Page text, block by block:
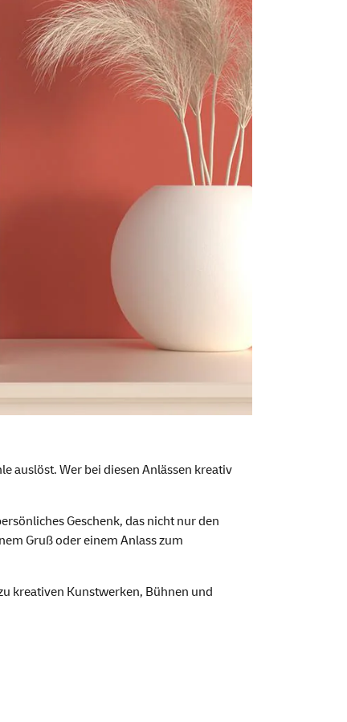
auslöst. Wer bei diesen Anlässen kreativ
Geschenk, das nicht nur den
Gruß oder einem Anlass zum
kreativen Kunstwerken, Bühnen und